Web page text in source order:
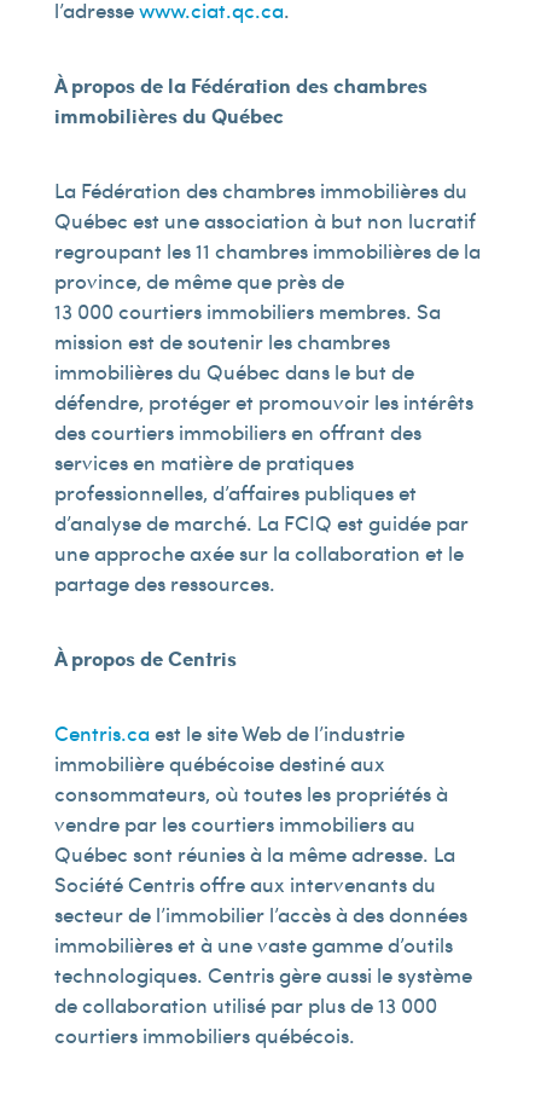
l’adressewww.ciat.qc.ca.
À propos de la Fédération des chambres
immobilières du Québec
La Fédération des chambres immobilières du
Québec est une association à but non lucratif
regroupant les 11 chambres immobilières de la
province, de même que près de
13 000 courtiers immobiliers membres. Sa
mission est de soutenir les chambres
immobilières du Québec dans le but de
défendre, protéger et promouvoir les intérêts
des courtiers immobiliers en offrant des
services en matière de pratiques
professionnelles, d’affaires publiques et
d’analyse de marché. La FCIQ est guidée par
une approche axée sur la collaboration et le
partage des ressources.
À propos de Centris
Centris.caest le site Web de l’industrie
immobilière québécoise destiné aux
consommateurs, où toutes les propriétés à
vendre par les courtiers immobiliers au
Québec sont réunies à la même adresse. La
Société Centris offre aux intervenants du
secteur de l’immobilier l’accès à des données
immobilières et à une vaste gamme d’outils
technologiques. Centris gère aussi le système
de collaboration utilisé par plus de 13 000
courtiers immobiliers québécois.